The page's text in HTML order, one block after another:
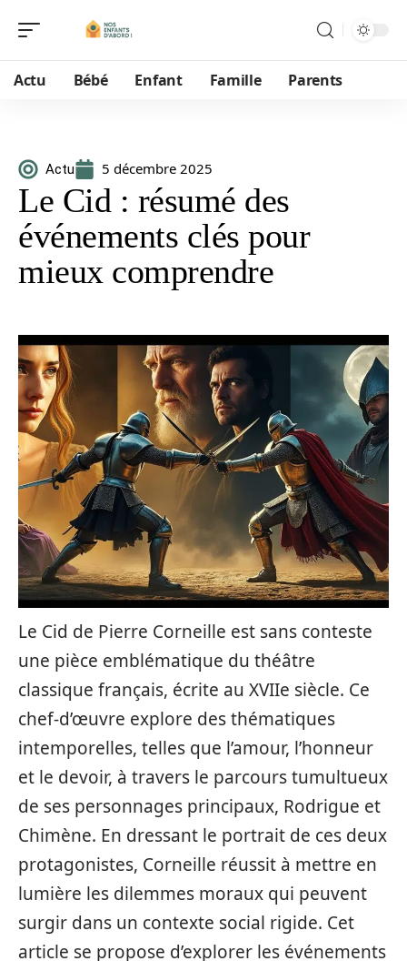
Actu Bébé Enfant Famille Parents
Actu 5 décembre 2025
Le Cid : résumé des
événements clés pour
mieux comprendre
Le Cid de Pierre Corneille est sans conteste
une pièce emblématique du théâtre
classique français, écrite au XVIIe siècle. Ce
chef-d’œuvre explore des thématiques
intemporelles, telles que l’amour, l’honneur
et le devoir, à travers le parcours tumultueux
de ses personnages principaux, Rodrigue et
Chimène. En dressant le portrait de ces deux
protagonistes, Corneille réussit à mettre en
lumière les dilemmes moraux qui peuvent
surgir dans un contexte social rigide. Cet
article se propose d’explorer les événements